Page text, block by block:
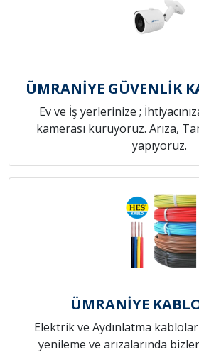
ÜMRANİYE GÜVENLİK
Ev ve İş yerlerinize ;
kamerası kuruyoruz. Arıza,
yapıyoruz.
ÜMRANİYE
Elektrik ve Aydınlatma
yenileme ve arızalarında